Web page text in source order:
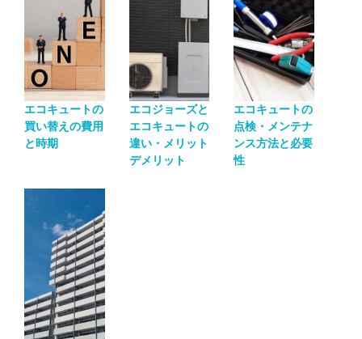
エコキュートの
買い替えの費用
と時期
エコジョーズと
エコキュートの
違い・メリット
デメリット
エコキュートの
点検・メンテナ
ンス方法と必要
性